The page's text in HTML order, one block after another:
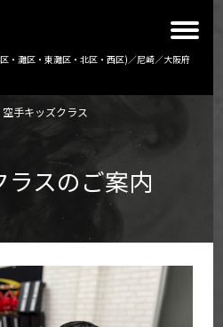
・灘区・東灘区・北区・西区)／尼崎／大阪府
空手キッズクラス
スのご案内